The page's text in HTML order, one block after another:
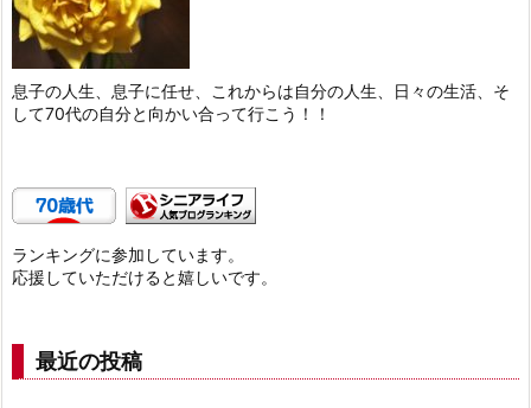
息子の人生、息子に任せ、これからは自分の人生、日々の生活、そ
して70代の自分と向かい合って行こう！！
ランキングに参加しています。
応援していただけると嬉しいです。
最近の投稿